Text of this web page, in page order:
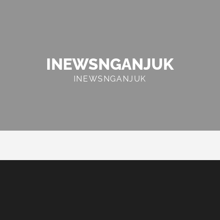
INEWSNGANJUK
INEWSNGANJUK